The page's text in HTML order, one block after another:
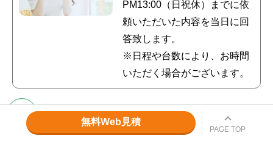
PM13:00（日祝休）までに依
頼いただいた内容を当日に回
答致します。
※日程や台数により、お時間
いただく場合がございます。
お見積り回答＆予約申込
無料Web見積
PAGE TOP